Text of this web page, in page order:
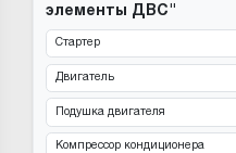
элементы ДВС"
Стартер
Двигатель
Подушка двигателя
Компрессор кондиционера